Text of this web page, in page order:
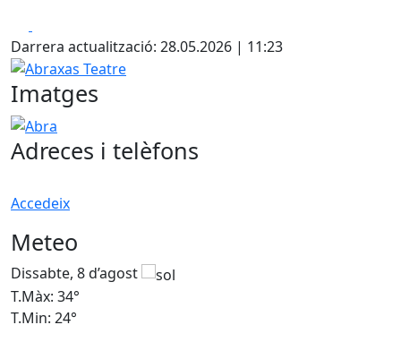
Darrera actualització: 28.05.2026 | 11:23
Abraxas Teatre
Imatges
Abra
Adreces i telèfons
Accedeix
Meteo
Dissabte, 8 d’agost
T.Màx: 34°
T.Min: 24°